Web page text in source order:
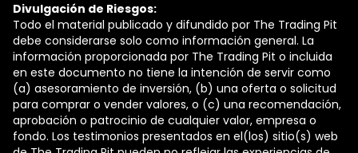
Divulgación de Riesgos:
Todo el material publicado y difundido por The Trading Pit
debe considerarse solo como información general. La
información proporcionada por The Trading Pit o incluida
en este documento no tiene la intención de servir como
(a) asesoramiento de inversión, (b) una oferta o solicitud
para comprar o vender valores, o (c) una recomendación,
aprobación o patrocinio de cualquier valor, empresa o
fondo. Los testimonios presentados en el(los) sitio(s) web